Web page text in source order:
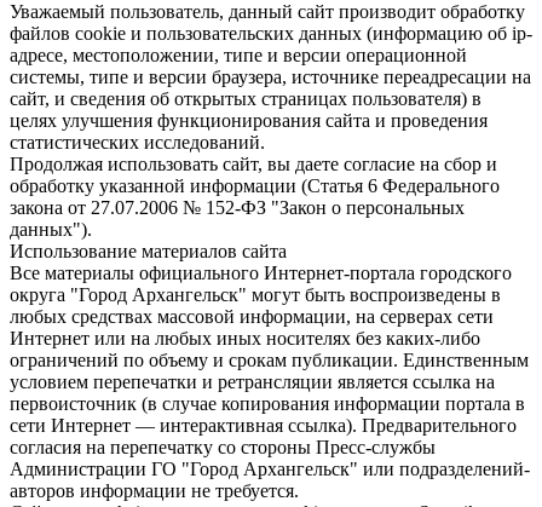
Уважаемый пользователь, данный сайт производит обработку
файлов cookie и пользовательских данных (информацию об ip-
адресе, местоположении, типе и версии операционной
системы, типе и версии браузера, источнике переадресации на
сайт, и сведения об открытых страницах пользователя) в
целях улучшения функционирования сайта и проведения
статистических исследований.
Продолжая использовать сайт, вы даете согласие на сбор и
обработку указанной информации (Статья 6 Федерального
закона от 27.07.2006 № 152-ФЗ "Закон о персональных
данных").
Использование материалов сайта
Все материалы официального Интернет-портала городского
округа "Город Архангельск" могут быть воспроизведены в
любых средствах массовой информации, на серверах сети
Интернет или на любых иных носителях без каких-либо
ограничений по объему и срокам публикации. Единственным
условием перепечатки и ретрансляции является ссылка на
первоисточник (в случае копирования информации портала в
сети Интернет — интерактивная ссылка). Предварительного
согласия на перепечатку со стороны Пресс-службы
Администрации ГО "Город Архангельск" или подразделений-
авторов информации не требуется.